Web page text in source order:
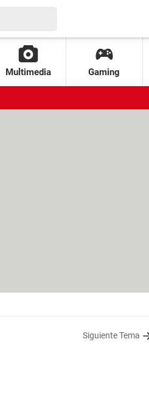
Multimedia Gaming
Siguiente Tema